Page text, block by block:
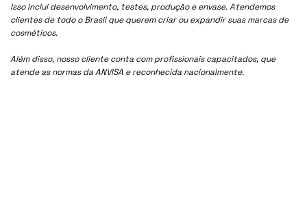
Isso inclui desenvolvimento, testes, produção e envase. Atendemos
clientes de todo o Brasil que querem criar ou expandir suas marcas de
cosméticos.
Além disso, nosso cliente conta com profissionais capacitados, que
atende as normas da ANVISA e reconhecida nacionalmente.